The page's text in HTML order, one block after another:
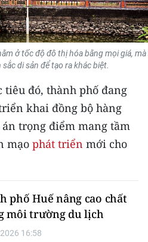
MỖI XÃ
ở tốc độ đô thị hóa bằng mọi giá, mà
di sản để tạo ra khác biệt.
đó, thành phố đang
khai đồng bộ hàng
trọng điểm mang tầm
mạo phát triển mới cho
phố Huế nâng cao chất
môi trường du lịch
16:58